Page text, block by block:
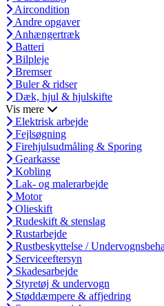
Aircondition
Andre opgaver
Anhængertræk
Batteri
Bilpleje
Bremser
Buler & ridser
Dæk, hjul & hjulskifte
Vis mere
Elektrisk arbejde
Fejlsøgning
Firehjulsudmåling & Sporing
Gearkasse
Kobling
Lak- og malerarbejde
Motor
Olieskift
Rudeskift & stenslag
Rustarbejde
Rustbeskyttelse /
Serviceeftersyn
Skadesarbejde
Styretøj & undervogn
Støddæmpere & affjedring